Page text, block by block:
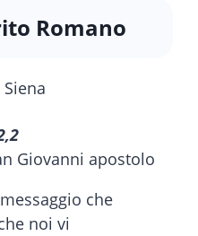
Romano
Giovanni apostolo
che
noi vi